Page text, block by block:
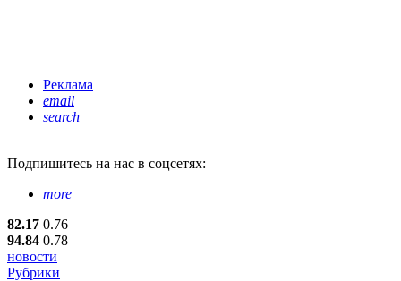
Реклама
email
search
Подпишитесь на нас в соцсетях:
more
82.17 0.76
94.84 0.78
новости
Рубрики